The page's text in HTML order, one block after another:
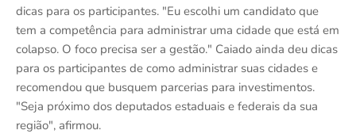
dicas para os participantes. "Eu escolhi um candidato que
tem a competência para administrar uma cidade que está em
colapso. O foco precisa ser a gestão." Caiado ainda deu dicas
para os participantes de como administrar suas cidades e
recomendou que busquem parcerias para investimentos.
"Seja próximo dos deputados estaduais e federais da sua
região", afirmou.